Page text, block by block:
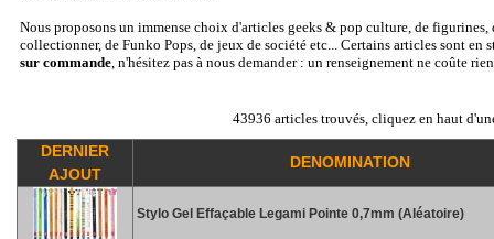
Nous proposons un immense choix d'articles geeks & pop culture, de figurines,
collectionner, de Funko Pops, de jeux de société etc... Certains articles sont en
sur commande, n'hésitez pas à nous demander : un renseignement ne coûte
43936 articles trouvés, cliquez en haut
DERNIER
AJOUT
DENOMINATION
Stylo Gel Effaçable Legami Pointe 0,7mm (Aléatoire)